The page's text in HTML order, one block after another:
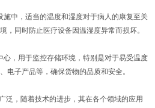
中，适当的温度和湿度对于病人的康复至关
，同时防止医疗设备因温湿度异常而损坏。
，用于监控存储环境，特别是对于易受温度
电子产品等，确保货物的品质和安全。
泛，随着技术的进步，其在各个领域的应用